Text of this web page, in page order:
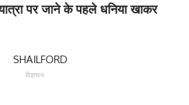
पर जाने के पहले धनिया खाकर
विज्ञापन